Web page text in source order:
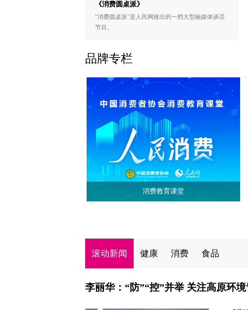
《消费圆桌派》
“消费圆桌派”是人民网推出的一档大型融媒体谈话
节目。
品牌专栏
消费教育课堂
滚动新闻 健康 消费 食品
李丽华：“防”“控”并举 关注高原环